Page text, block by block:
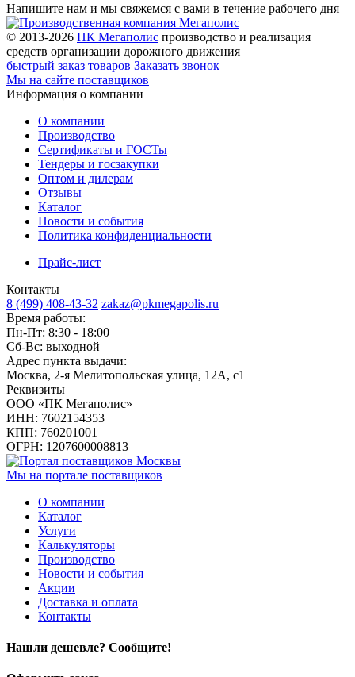
Напишите нам и мы свяжемся с вами в течение рабочего дня
© 2013-2026 ПК Мегаполис производство и реализация
средств организации дорожного движения
быстрый заказ товаров Заказать звонок
Мы на сайте поставщиков
Информация о компании
О компании
Производство
Сертификаты и ГОСТы
Тендеры и госзакупки
Оптом и дилерам
Отзывы
Каталог
Новости и события
Политика конфиденциальности
Прайс-лист
Контакты
8 (499) 408-43-32 zakaz@pkmegapolis.ru
Время работы:
Пн-Пт: 8:30 - 18:00
Сб-Вс: выходной
Адрес пункта выдачи:
Москва, 2-я Мелитопольская улица, 12А, с1
Реквизиты
ООО «ПК Мегаполис»
ИНН: 7602154353
КПП: 760201001
ОГРН: 1207600008813
Мы на портале поставщиков
О компании
Каталог
Услуги
Калькуляторы
Производство
Новости и события
Акции
Доставка и оплата
Контакты
Нашли дешевле? Сообщите!